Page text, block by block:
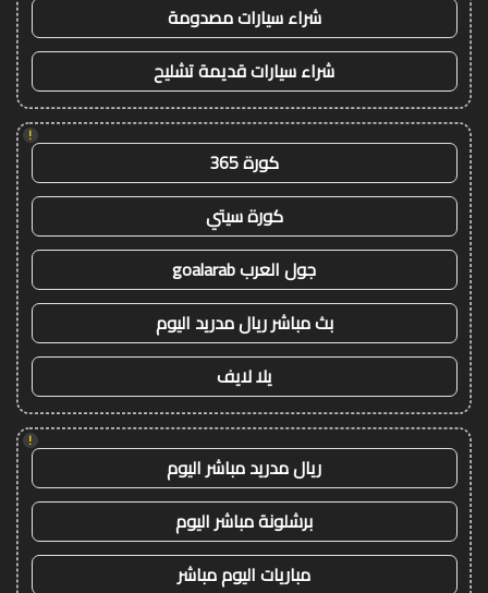
شراء سيارات مصدومة
شراء سيارات قديمة تشليح
!
كورة 365
كورة سيتي
جول العرب goalarab
بث مباشر ريال مدريد اليوم
يلا لايف
!
ريال مدريد مباشر اليوم
برشلونة مباشر اليوم
مباريات اليوم مباشر